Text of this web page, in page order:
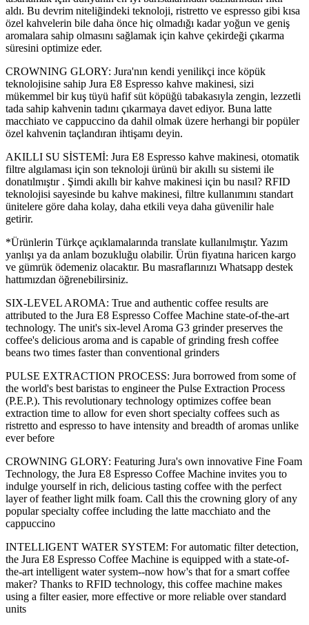
aldı. Bu devrim niteliğindeki teknoloji, ristretto ve espresso gibi kısa
özel kahvelerin bile daha önce hiç olmadığı kadar yoğun ve geniş
aromalara sahip olmasını sağlamak için kahve çekirdeği çıkarma
süresini optimize eder.
CROWNING GLORY: Jura'nın kendi yenilikçi ince köpük
teknolojisine sahip Jura E8 Espresso kahve makinesi, sizi
mükemmel bir kuş tüyü hafif süt köpüğü tabakasıyla zengin, lezzetli
tada sahip kahvenin tadını çıkarmaya davet ediyor. Buna latte
macchiato ve cappuccino da dahil olmak üzere herhangi bir popüler
özel kahvenin taçlandıran ihtişamı deyin.
AKILLI SU SİSTEMİ: Jura E8 Espresso kahve makinesi, otomatik
filtre algılaması için son teknoloji ürünü bir akıllı su sistemi ile
donatılmıştır . Şimdi akıllı bir kahve makinesi için bu nasıl? RFID
teknolojisi sayesinde bu kahve makinesi, filtre kullanımını standart
ünitelere göre daha kolay, daha etkili veya daha güvenilir hale
getirir.
*Ürünlerin Türkçe açıklamalarında translate kullanılmıştır. Yazım
yanlışı ya da anlam bozukluğu olabilir. Ürün fiyatına haricen kargo
ve gümrük ödemeniz olacaktır. Bu masraflarınızı Whatsapp destek
hattımızdan öğrenebilirsiniz.
SIX-LEVEL AROMA: True and authentic coffee results are
attributed to the Jura E8 Espresso Coffee Machine state-of-the-art
technology. The unit's six-level Aroma G3 grinder preserves the
coffee's delicious aroma and is capable of grinding fresh coffee
beans two times faster than conventional grinders
PULSE EXTRACTION PROCESS: Jura borrowed from some of
the world's best baristas to engineer the Pulse Extraction Process
(P.E.P.). This revolutionary technology optimizes coffee bean
extraction time to allow for even short specialty coffees such as
ristretto and espresso to have intensity and breadth of aromas unlike
ever before
CROWNING GLORY: Featuring Jura's own innovative Fine Foam
Technology, the Jura E8 Espresso Coffee Machine invites you to
indulge yourself in rich, delicious tasting coffee with the perfect
layer of feather light milk foam. Call this the crowning glory of any
popular specialty coffee including the latte macchiato and the
cappuccino
INTELLIGENT WATER SYSTEM: For automatic filter detection,
the Jura E8 Espresso Coffee Machine is equipped with a state-of-
the-art intelligent water system--now how's that for a smart coffee
maker? Thanks to RFID technology, this coffee machine makes
using a filter easier, more effective or more reliable over standard
units